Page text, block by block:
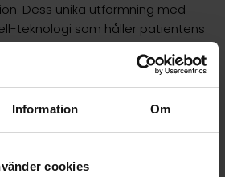
Information Om
cookies
Dess unika utformning med
teknologi som håller patientens
patienten glider. Produkterna är
egenskaper vilket bidrar
74 cm x 51 cm x 2,5 cm